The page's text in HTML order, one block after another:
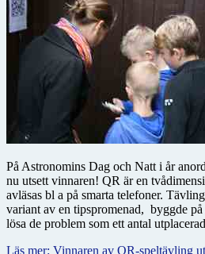
På Astronomins Dag och Natt i år
nu utsett vinnaren! QR är en
avläsas bl a på smarta telefoner.
variant av en tipspromenad, byggde
lösa de problem som ett antal
Läs mer: Vinnaren av QR-speltävling